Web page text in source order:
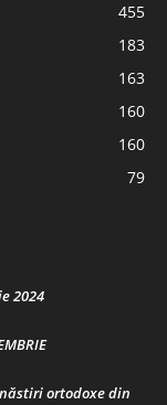
455
183
163
160
160
79
2024
ortodoxe din